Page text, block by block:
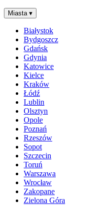
Miasta ▾
Białystok
Bydgoszcz
Gdańsk
Gdynia
Katowice
Kielce
Kraków
Łódź
Lublin
Olsztyn
Opole
Poznań
Rzeszów
Sopot
Szczecin
Toruń
Warszawa
Wrocław
Zakopane
Zielona Góra